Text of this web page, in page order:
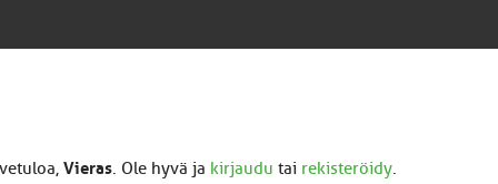
Vieras. Ole hyvä ja kirjaudu tai rekisteröidy.